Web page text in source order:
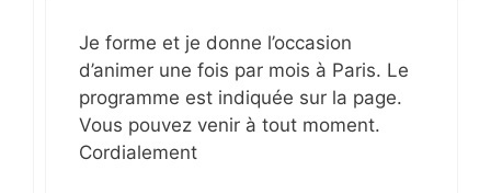
Je forme et je donne l’occasion
d’animer une fois par mois à Paris. Le
programme est indiquée sur la page.
Vous pouvez venir à tout moment.
Cordialement